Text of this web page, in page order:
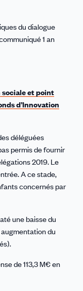
du dialogue
1 an
sociale et point
d’Innovation
déléguées
permis de fournir
2019. Le
A ce stade,
concernés par
une baisse du
du
de 113,3 M€ en